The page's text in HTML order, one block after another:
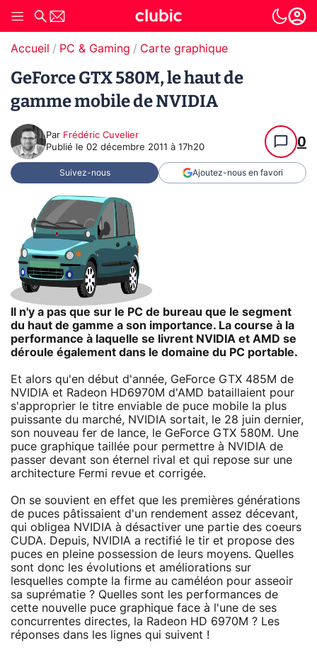
Accueil PC & Gaming Carte graphique
GeForce GTX 580M, le haut de
gamme mobile de NVIDIA
Par Frédéric Cuvelier
Publié le 02 décembre 2011 à 17h20 0
Suivez-nous Ajoutez-nous en favori
Il n'y a pas que sur le PC de bureau que le segment
du haut de gamme a son importance. La course à la
performance à laquelle se livrent NVIDIA et AMD se
déroule également dans le domaine du PC portable.
Et alors qu'en début d'année, GeForce GTX 485M de
NVIDIA et Radeon HD6970M d'AMD bataillaient pour
s'approprier le titre enviable de puce mobile la plus
puissante du marché, NVIDIA sortait, le 28 juin dernier,
son nouveau fer de lance, le GeForce GTX 580M. Une
puce graphique taillée pour permettre à NVIDIA de
passer devant son éternel rival et qui repose sur une
architecture Fermi revue et corrigée.
On se souvient en effet que les premières générations
de puces pâtissaient d'un rendement assez décevant,
qui obligea NVIDIA à désactiver une partie des coeurs
CUDA. Depuis, NVIDIA a rectifié le tir et propose des
puces en pleine possession de leurs moyens. Quelles
sont donc les évolutions et améliorations sur
lesquelles compte la firme au caméléon pour asseoir
sa suprématie ? Quelles sont les performances de
cette nouvelle puce graphique face à l'une de ses
concurrentes directes, la Radeon HD 6970M ? Les
réponses dans les lignes qui suivent !